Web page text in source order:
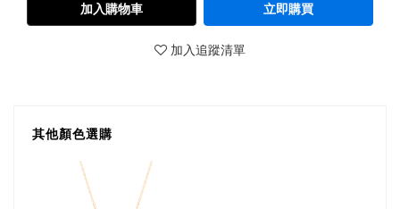
加入購物車 立即購買
加入追蹤清單
其他顏色選購